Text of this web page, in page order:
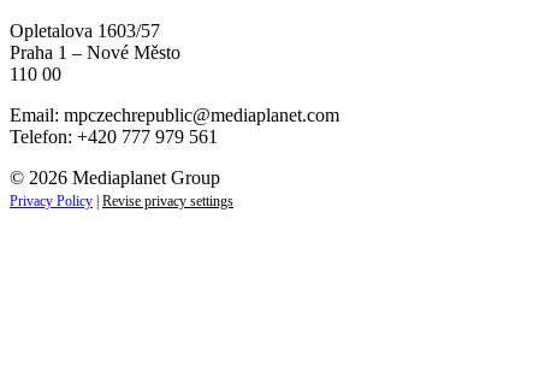
Opletalova 1603/57
Praha 1 – Nové Město
110 00
Email: mpczechrepublic@mediaplanet.com
Telefon: +420 777 979 561
© 2026 Mediaplanet Group
Privacy Policy Revise privacy settings